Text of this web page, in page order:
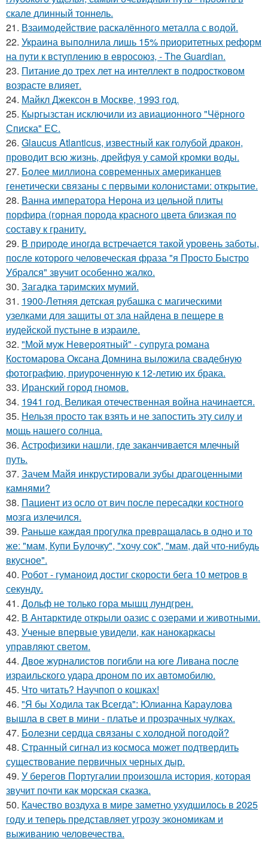
скале длинный тоннель.
21. Взаимодействие раскалённого металла с водой.
22. Украина выполнила лишь 15% приоритетных реформ
на пути к вступлению в евросоюз, - The Guardian.
23. Питание до трех лет на интеллект в подростковом
возрасте влияет.
24. Майкл Джексон в Москве, 1993 год.
25. Кыргызстан исключили из авиационного "Чёрного
Списка" ЕС.
26. Glaucus Atlanticus, известный как голубой дракон,
проводит всю жизнь, дрейфуя у самой кромки воды.
27. Более миллиона современных американцев
генетически связаны с первыми колонистами: открытие.
28. Ванна императора Нерона из цельной плиты
порфира (горная порода красного цвета близкая по
составу к граниту.
29. В природе иногда встречается такой уровень заботы,
после которого человеческая фраза "я Просто Быстро
Убрался" звучит особенно жалко.
30. Загадка таримских мумий.
31. 1900-Летняя детская рубашка с магическими
узелками для защиты от зла найдена в пещере в
иудейской пустыне в израиле.
32. "Мой муж Невероятный" - супруга романа
Костомарова Оксана Домнина выложила свадебную
фотографию, приуроченную к 12-летию их брака.
33. Иранский город гномов.
34. 1941 год. Великая отечественная война начинается.
35. Нельзя просто так взять и не запостить эту силу и
мощь нашего солнца.
36. Астрофизики нашли, где заканчивается млечный
путь.
37. Зачем Майя инкрустировали зубы драгоценными
камнями?
38. Пациент из осло от вич после пересадки костного
мозга излечился.
39. Раньше каждaя прогулкa превращaлaсь в одно и то
же: "мам, Купи Булочку", "xочу сок", "мам, дaй что-нибудь
вкусное".
40. Робот - гуманоид достиг скорости бега 10 метров в
секунду.
41. Дольф не только гора мышц лундгрен.
42. В Антарктиде открыли оазис с озерами и животными.
43. Ученые впервые увидели, как нанокаркасы
управляют светом.
44. Двое журналистов погибли на юге Ливана после
израильского удара дроном по их автомобилю.
45. Что читать? Научпоп о кошках!
46. "Я бы Ходила так Всегда": Юлианна Караулова
вышла в свет в мини - платье и прозрачных чулках.
47. Болезни сердца связаны с холодной погодой?
48. Странный сигнал из космоса может подтвердить
существование первичных черных дыр.
49. У берегов Португалии произошла история, которая
звучит почти как морская сказка.
50. Качество воздуха в мире заметно ухудшилось в 2025
году и теперь представляет угрозу экономикам и
выживанию человечества.